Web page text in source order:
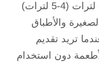
والأطباق
تريد تقديم
دون استخدام